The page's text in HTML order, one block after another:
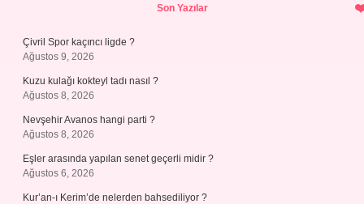
Son Yazılar
Çivril Spor kaçıncı ligde ?
Ağustos 9, 2026
Kuzu kulağı kokteyl tadı nasıl ?
Ağustos 8, 2026
Nevşehir Avanos hangi parti ?
Ağustos 8, 2026
Eşler arasında yapılan senet geçerli midir ?
Ağustos 6, 2026
Kur’an-ı Kerim’de nelerden bahsediliyor ?